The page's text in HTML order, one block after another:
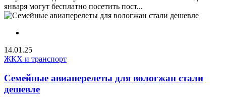
января могут бесплатно посетить пост...
14.01.25
ЖКХ и транспорт
Семейные авиаперелеты для вологжан стали
дешевле